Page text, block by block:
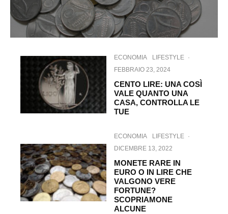
ECONOMIA LIFESTYLE ·
FEBBRAIO 23, 2024
CENTO LIRE: UNA COSÌ
VALE QUANTO UNA
CASA, CONTROLLA LE
TUE
ECONOMIA LIFESTYLE ·
DICEMBRE 13, 2022
MONETE RARE IN
EURO O IN LIRE CHE
VALGONO VERE
FORTUNE?
SCOPRIAMONE
ALCUNE